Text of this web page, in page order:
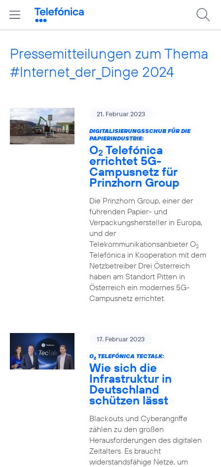
Pressemitteilungen zum Thema
#Internet_der_Dinge 2024
21. Februar 2023
DIGITALISIERUNGSSCHUB FÜR DIE
PAPIERINDUSTRIE:
O2 Telefónica
errichtet 5G-
Campusnetz für
Prinzhorn Group
Die Prinzhorn Group, einer der
führenden Papier- und
Verpackungshersteller in Europa,
und der
Telekommunikationsanbieter O2
Telefónica in Kooperation mit dem
Netzbetreiber Drei Österreich
haben am Standort Pitten in
Österreich ein modernes 5G-
Campusnetz errichtet.
17. Februar 2023
O2TELEFÓNICA TECTALK:
Wie sich die
Infrastruktur in
Deutschland
schützen lässt
Blackouts und Cyberangriffe
zählen zu den großen
Herausforderungen des digitalen
Zeitalters. Es braucht
widerstandsfähige Netze, um